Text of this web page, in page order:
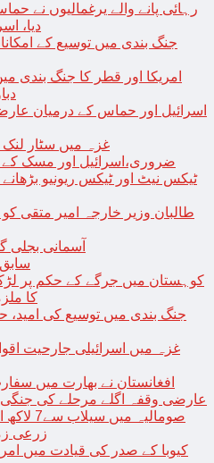
رہائی پانے والے یرغمالیوں نے
دیا،
جنگ بندی میں توسیع کے
امریکا اور قطر کا جنگ بندی
اسرائیل اور حماس کے درمیان
غزہ میں سٹار
ضروری،اسرائیل اور مسک کے
ٹیکس نیٹ اور ٹیکس ریونیو بڑھانے
طالبان وزیر خارجہ امیر متقی
آسمانی بجلی گرنے سے
سابق
کا
جنگ بندی میں توسیع کی امید،
غزہ میں اسرائیلی جارحیت
افغانستان نے بھارت میں
عارضی وقفہ اگلے مرحلے کی جنگی
صومالیہ
زرعی
کیوبا کے صدر کی قیادت میں